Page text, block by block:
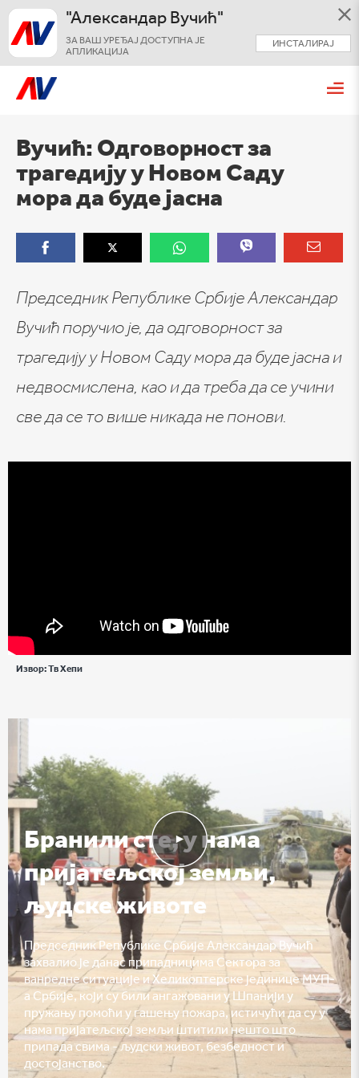
"Александар Вучић"
ИНСТАЛИРАЈ
ЗА ВАШ УРЕЂАЈ ДОСТУПНА ЈЕ
АПЛИКАЦИЈА
Вучић: Одговорност за
трагедију у Новом Саду
мора да буде јасна
Председник Републике Србије Александар
Вучић поручио је, да одговорност за
трагедију у Новом Саду мора да буде јасна и
недвосмислена, као и да треба да се учини
све да се то више никада не понови.
Извор:Тв Хепи
Бранили сте, у нама
пријатељској земљи,
људске животе
Председник Републике Србије Александар Вучић
захвалио је данас припадницима Сектора за
ванредне ситуације и Хеликоптерске јединице МУП-
а Србије, који су били ангажовани у Шпанији у
пружању помоћи у гашењу пожара, истичући да су у
нама пријатељској земљи штитили нешто што
припада свима - људски живот, безбедност и
достојанство.